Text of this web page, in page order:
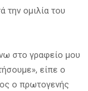
την ομιλία του
στο γραφείο μου
είπε ο
ο πρωτογενής